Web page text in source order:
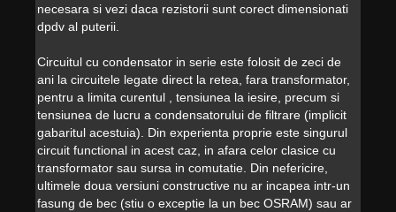
necesara si vezi daca rezistorii sunt corect dimensionati
dpdv al puterii.
Circuitul cu condensator in serie este folosit de zeci de
ani la circuitele legate direct la retea, fara transformator,
pentru a limita curentul , tensiunea la iesire, precum si
tensiunea de lucru a condensatorului de filtrare (implicit
gabaritul acestuia). Din experienta proprie este singurul
circuit functional in acest caz, in afara celor clasice cu
transformator sau sursa in comutatie. Din nefericire,
ultimele doua versiuni constructive nu ar incapea intr-un
fasung de bec (stiu o exceptie la un bec OSRAM) sau ar